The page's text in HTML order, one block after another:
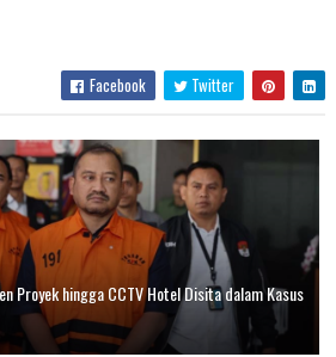
Facebook Twitter
Proyek hingga CCTV Hotel Disita dalam Kasus